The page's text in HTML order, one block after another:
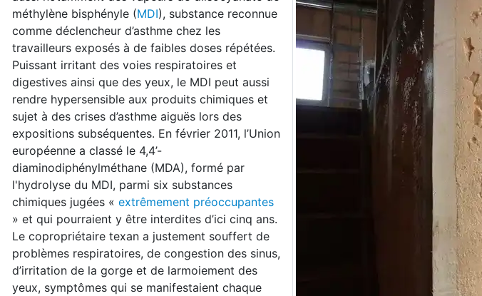
méthylène bisphényle (MDI), substance reconnue
comme déclencheur d’asthme chez les
travailleurs exposés à de faibles doses répétées.
Puissant irritant des voies respiratoires et
digestives ainsi que des yeux, le MDI peut aussi
rendre hypersensible aux produits chimiques et
sujet à des crises d’asthme aiguës lors des
expositions subséquentes. En février 2011, l’Union
européenne a classé le 4,4’-
diaminodiphénylméthane (MDA), formé par
l'hydrolyse du MDI, parmi six substances
chimiques jugées « extrêmement préoccupantes
» et qui pourraient y être interdites d’ici cinq ans.
Le copropriétaire texan a justement souffert de
problèmes respiratoires, de congestion des sinus,
d’irritation de la gorge et de larmoiement des
yeux, symptômes qui se manifestaient chaque